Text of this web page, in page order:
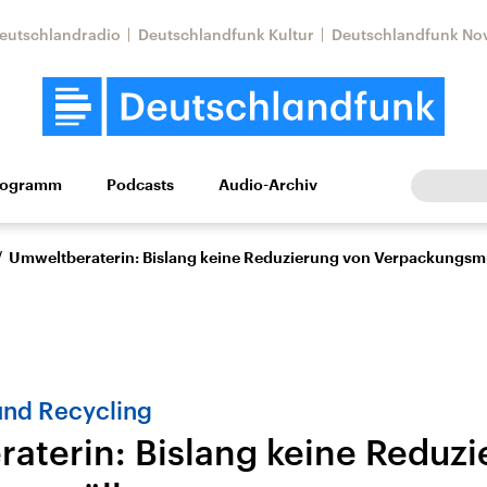
Deutschlandfunk Kultur Deutschlandfunk
Wissen Kultur Europa
Nahostkonflikt
Aktuelle Lage und
Iran
Podcasts Audio-Archiv
Umweltberaterin: Bislang keine Reduzierung von
Recycling
Bislang keine